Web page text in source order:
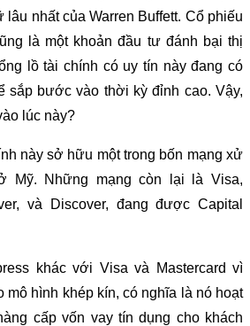
nhất của Warren Buffett. Cổ phiếu
là một khoản đầu tư đánh bại thị
lồ tài chính có uy tín này đang có
sắp bước vào thời kỳ đỉnh cao. Vậy,
lúc này?
này sở hữu một trong bốn mạng xử
Mỹ. Những mạng còn lại là Visa,
và Discover, đang được Capital
khác với Visa và Mastercard vì
mô hình khép kín, có nghĩa là nó hoạt
cấp vốn vay tín dụng cho khách